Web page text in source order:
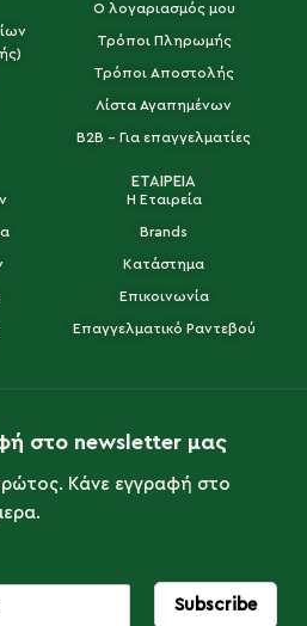
Ο λογαριασμός μου
Τρόποι Πληρωμής
Τρόποι Αποστολής
Λίστα Αγαπημένων
B2B - Για επαγγελματίες
ΕΤΑΙΡΕΙΑ
Η Εταιρεία
Brands
Κατάστημα
Επικοινωνία
Επαγγελματικό Ραντεβού
στο newsletter μας
Κάνε εγγραφή στο